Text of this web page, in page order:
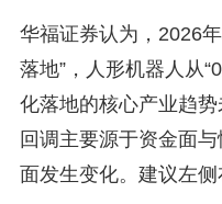
华福证券认为，2026
落地”，人形机器人从
化落地的核心产业趋
回调主要源于资金面
面发生变化。建议左侧